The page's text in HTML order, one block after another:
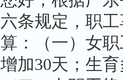
六条规定，职
算：（一）女
增加30天；生